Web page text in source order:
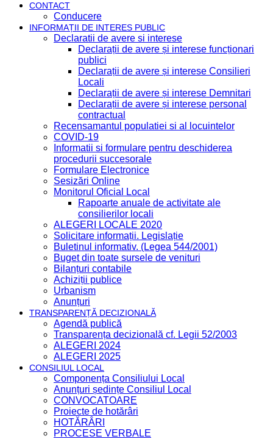
CONTACT
Conducere
INFORMAȚII DE INTERES PUBLIC
Declaratii de avere si interese
Declarații de avere și interese funcționari
publici
Declarații de avere și interese Consilieri
Locali
Declarații de avere și interese Demnitari
Declarații de avere și interese personal
contractual
Recensamantul populatiei si al locuintelor
COVID-19
Informatii si formulare pentru deschiderea
procedurii succesorale
Formulare Electronice
Sesizări Online
Monitorul Oficial Local
Rapoarte anuale de activitate ale
consilierilor locali
ALEGERI LOCALE 2020
Solicitare informații. Legislație
Buletinul informativ. (Legea 544/2001)
Buget din toate sursele de venituri
Bilanțuri contabile
Achiziții publice
Urbanism
Anunțuri
TRANSPARENȚĂ DECIZIONALĂ
Agendă publică
Transparența decizională cf. Legii 52/2003
ALEGERI 2024
ALEGERI 2025
CONSILIUL LOCAL
Componența Consiliului Local
Anunțuri ședințe Consiliul Local
CONVOCATOARE
Proiecte de hotărâri
HOTĂRÂRI
PROCESE VERBALE